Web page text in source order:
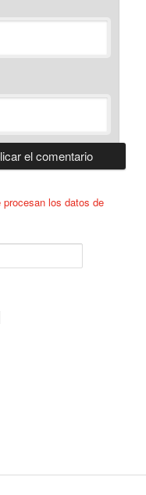
los datos de